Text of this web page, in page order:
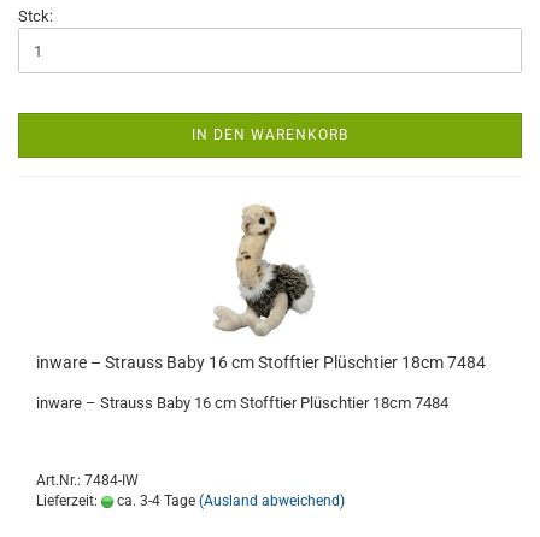
Stck:
IN DEN WARENKORB
inware – Strauss Baby 16 cm Stofftier Plüschtier 18cm 7484
inware – Strauss Baby 16 cm Stofftier Plüschtier 18cm 7484
Art.Nr.: 7484-IW
Lieferzeit:
ca. 3-4 Tage (Ausland abweichend)